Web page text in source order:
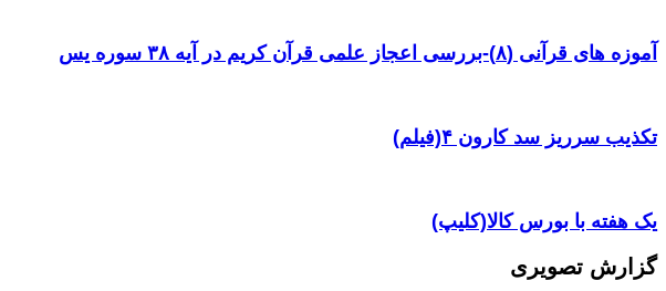
آموزه های قرآنی (۸)-بررسی اعجاز علمی قرآن کریم در آیه ۳۸ سوره یس
تکذیب سرریز سد کارون ۴(فیلم)
یک هفته با بورس کالا(کلیپ)
گزارش تصویری